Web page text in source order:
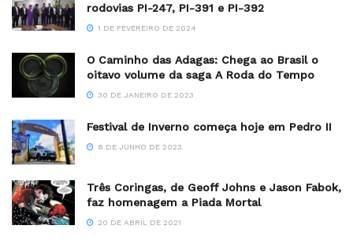
rodovias PI-247, PI-391 e PI-392
1 DE FEVEREIRO DE 2024
O Caminho das Adagas: Chega ao Brasil o
oitavo volume da saga A Roda do Tempo
30 DE JANEIRO DE 2023
Festival de Inverno começa hoje em Pedro II
8 DE JUNHO DE 2023
Três Coringas, de Geoff Johns e Jason Fabok,
faz homenagem a Piada Mortal
20 DE ABRIL DE 2021